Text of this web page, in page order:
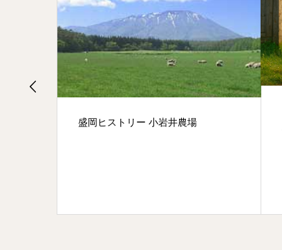
盛岡ヒストリー 小岩井農場